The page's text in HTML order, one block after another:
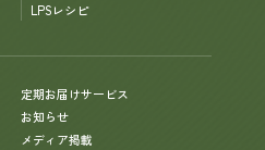
LPSレシピ
定期お届けサービス
お知らせ
メディア掲載